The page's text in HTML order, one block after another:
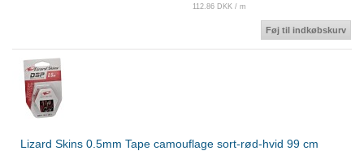
112.86 DKK / m
Føj til indkøbskurv
Lizard Skins 0.5mm Tape camouflage sort-rød-hvid 99 cm